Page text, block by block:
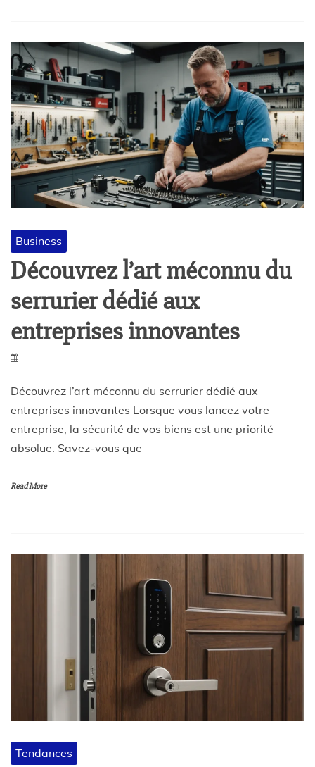
Business
Découvrez l’art méconnu du
serrurier dédié aux
entreprises innovantes
Découvrez l’art méconnu du serrurier dédié aux
entreprises innovantes Lorsque vous lancez votre
entreprise, la sécurité de vos biens est une priorité
absolue. Savez-vous que
Read More
Tendances